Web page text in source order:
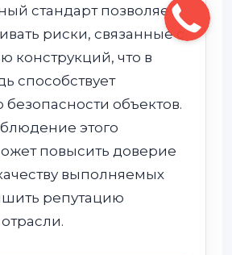
стандарт позволяет
риски, связанные с
конструкций, что в
способствует
объектов.
этого
повысить доверие
выполняемых
репутацию